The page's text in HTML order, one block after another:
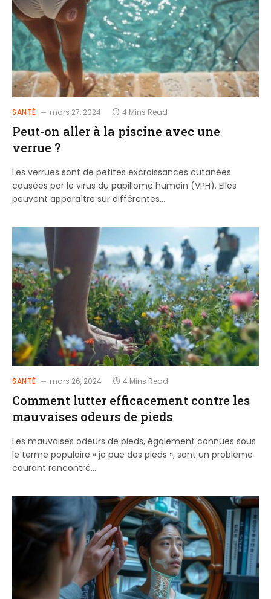
SANTÉ mars 27, 2024 4 Mins Read
Peut-on aller à la piscine avec une
verrue ?
Les verrues sont de petites excroissances cutanées
causées par le virus du papillome humain (VPH). Elles
peuvent apparaître sur différentes…
SANTÉ mars 26, 2024 4 Mins Read
Comment lutter efficacement contre les
mauvaises odeurs de pieds
Les mauvaises odeurs de pieds, également connues sous
le terme populaire « je pue des pieds », sont un problème
courant rencontré…